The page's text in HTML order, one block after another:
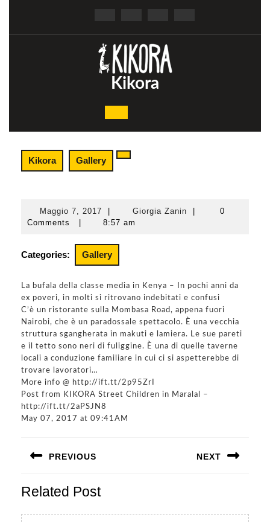
content
Kikora
Open
Button
Kikora Gallery
Maggio 7, 2017
Maggio
7,
Giorgia Zanin
Giorgia
0
Comments
8:57 am
Categories: Gallery
La bufala della classe media in Kenya – In pochi anni da
ex poveri, in molti si ritrovano indebitati e confusi
C’è un ristorante sulla Mombasa Road, appena fuori
Nairobi, che è un paradossale spettacolo. È una vecchia
struttura sgangherata in makuti e lamiera. Le sue pareti
e il tetto sono neri di fuliggine. È una di quelle taverne
locali a conduzione familiare in cui ci si aspetterebbe di
trovare lavoratori…
More info @ http://ift.tt/2p95ZrI
Post from KIKORA Street Children in Maralal –
http://ift.tt/2aPSJN8
May 07, 2017 at 09:41AM
articoliPREVIOUS
post:
NEXT
Related Post